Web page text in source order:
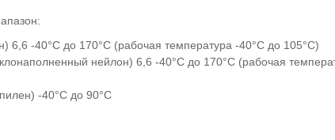
6,6 -40°C до 170°C (рабочая температура -40°C до 105°C)
нейлон) 6,6 -40°C до 170°C (рабочая
-40°C до 90°C